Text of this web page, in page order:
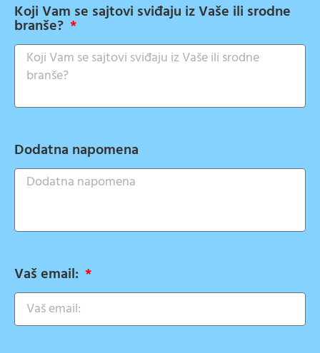
Koji Vam se sajtovi sviđaju iz Vaše ili srodne
branše?
Dodatna napomena
Vaš email: